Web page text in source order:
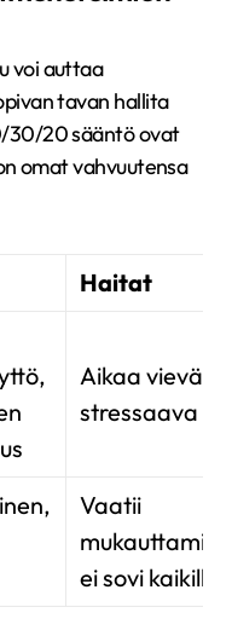
voi auttaa
tavan hallita
20 sääntö ovat
omat vahvuutensa
Haitat
Aikaa vievä,
stressaava
Vaatii
ei sovi kaikille